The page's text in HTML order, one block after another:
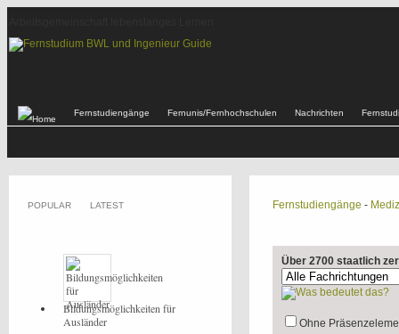
Fernstudiengänge Fernunis/Fernhochschulen Nachrichten
Fernstudiengänge -
Über 2700 staatlich
Ohne
POPULAR LATEST
Bildungsmöglichkeiten für
Ausländer